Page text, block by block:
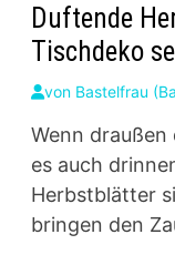
Duftende
Tischdeko
von Bastelfrau
Wenn
es auch
Herbstblätter
bringen den